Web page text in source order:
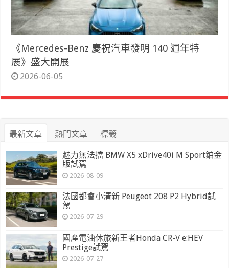
《Mercedes-Benz 慶祝汽車發明 140 週年特
展》盛大開展
2026-06-05
最新文章 熱門文章 標籤
魅力無法擋 BMW X5 xDrive40i M Sport鉑金
版試駕
2026-08-09
法國都會小清新 Peugeot 208 P2 Hybrid試
駕
2026-07-29
國產電油休旅新王者Honda CR-V e:HEV
Prestige試駕
2026-07-27